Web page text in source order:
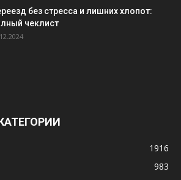
без стресса и лишних хлопот:
чеклист
1916
983